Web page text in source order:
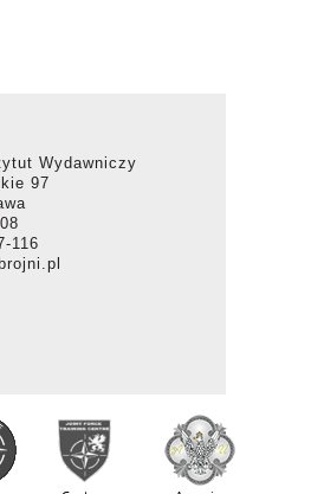
Wydawniczy
97
116